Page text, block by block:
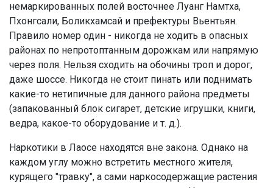
немаркированных полей восточнее Луанг Намтха,
Пхонгсали, Боликхамсай и префектуры Вьентьян.
Правило номер один - никогда не ходить в опасных
районах по непротоптанным дорожкам или напрямую
через поля. Нельзя сходить на обочины троп и дорог,
даже шоссе. Никогда не стоит пинать или поднимать
какие-то нетипичные для данного района предметы
(запакованный блок сигарет, детские игрушки, книги,
ведра, какое-то оборудование и т. д.).
Наркотики в Лаосе находятся вне закона. Однако на
каждом углу можно встретить местного жителя,
курящего "травку", а сами наркосодержащие растения